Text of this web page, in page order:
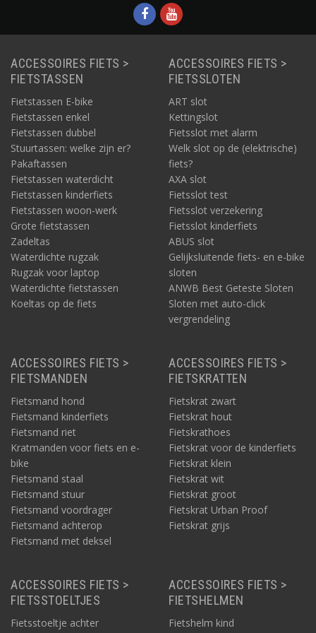
ACCESSOIRES FIETS >
FIETSTASSEN
Fietstassen E-bike
Fietstassen enkel
Fietstassen dubbel
Stuurtassen: welke zijn er?
Pakaftassen
Fietstassen waterdicht
Fietstassen kinderfiets
Fietstassen woon-werk
Grote fietstassen
Zadeltas
Waterdichte rugzak
Rugzak voor laptop
Waterdichte fietstassen
Koeltas op de fiets
ACCESSOIRES FIETS >
FIETSSLOTEN
ART slot
Kettingslot
Fietsslot met alarm
Welk slot op de (elektrische)
fiets?
AXA slot
Fietsslot test
Fietsslot verzekering
Fietsslot kinderfiets
ABUS slot
Gelijksluitende fiets- en e-bike
sloten
ANWB Best Geteste Sloten
Sloten met auto-click
vergrendeling
ACCESSOIRES FIETS >
FIETSMANDEN
Fietsmand hond
Fietsmand kinderfiets
Fietsmand riet
Kratmanden voor fiets en e-
bike
Fietsmand staal
Fietsmand stuur
Fietsmand voordrager
Fietsmand achterop
Fietsmand met deksel
ACCESSOIRES FIETS >
FIETSKRATTEN
Fietskrat zwart
Fietskrat hout
Fietskrathoes
Fietskrat voor de kinderfiets
Fietskrat klein
Fietskrat wit
Fietskrat groot
Fietskrat Urban Proof
Fietskrat grijs
ACCESSOIRES FIETS >
FIETSSTOELTJES
Fietsstoeltje achter
ACCESSOIRES FIETS >
FIETSHELMEN
Fietshelm kind